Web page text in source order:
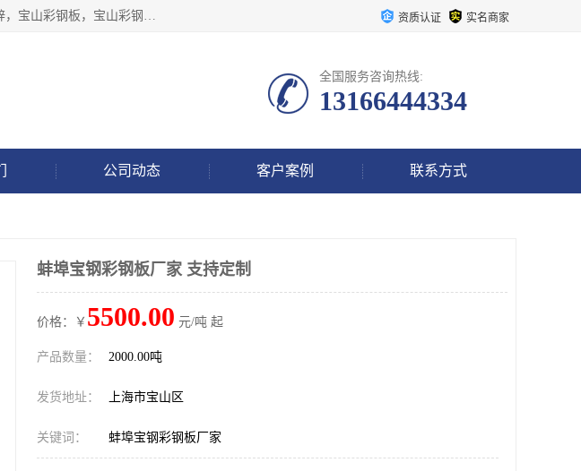
上海轩本实业有限公司于2017年注册地位于上海市宝山区，主要经营产品有：宝山彩钢卷，宝山镀铝锌，宝山彩钢板，宝山彩钢瓦等产品的生产和销售。 资质认证 实名商家
全国服务咨询热线:
13166444334
公司动态 客户案例 联系方式
蚌埠宝钢彩钢板厂家 支持定制
价格：￥ 5500.00 元/吨 起
产品数量： 2000.00吨
发货地址： 上海市宝山区
关键词： 蚌埠宝钢彩钢板厂家